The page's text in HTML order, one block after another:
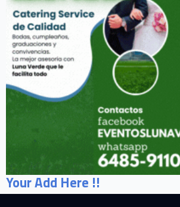
Your Add Here !!